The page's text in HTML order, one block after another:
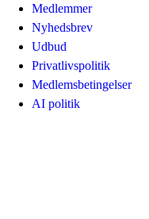
Medlemmer
Nyhedsbrev
Udbud
Privatlivspolitik
Medlemsbetingelser
AI politik